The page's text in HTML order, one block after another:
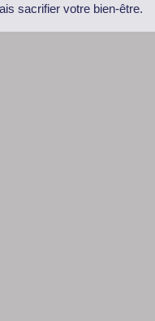
sacrifier votre bien-être.